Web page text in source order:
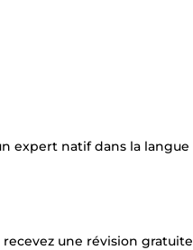
expert natif dans la langue
une révision